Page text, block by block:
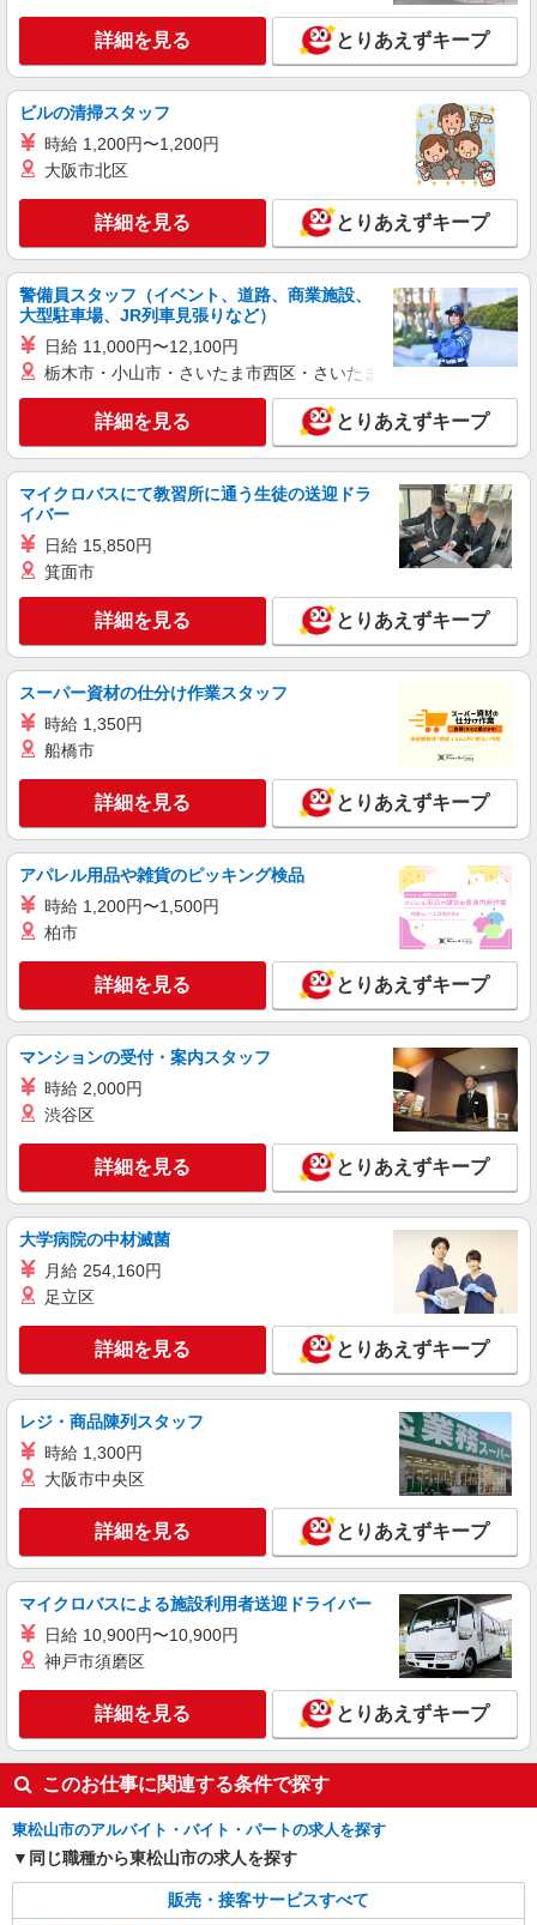
詳細を見る とりあえずキープ
ビルの清掃スタッフ
時給 1,200円〜1,200円
大阪市北区
詳細を見る とりあえずキープ
警備員スタッフ（イベント、道路、商業施設、
大型駐車場、JR列車見張りなど）
日給 11,000円〜12,100円
栃木市・小山市・さいたま市西区・さいたま市岩槻区・久喜市・
詳細を見る とりあえずキープ
マイクロバスにて教習所に通う生徒の送迎ドラ
イバー
日給 15,850円
箕面市
詳細を見る とりあえずキープ
スーパー資材の仕分け作業スタッフ
時給 1,350円
船橋市
詳細を見る とりあえずキープ
アパレル用品や雑貨のピッキング検品
時給 1,200円〜1,500円
柏市
詳細を見る とりあえずキープ
マンションの受付・案内スタッフ
時給 2,000円
渋谷区
詳細を見る とりあえずキープ
大学病院の中材滅菌
月給 254,160円
足立区
詳細を見る とりあえずキープ
レジ・商品陳列スタッフ
時給 1,300円
大阪市中央区
詳細を見る とりあえずキープ
マイクロバスによる施設利用者送迎ドライバー
日給 10,900円〜10,900円
神戸市須磨区
詳細を見る とりあえずキープ
このお仕事に関連する条件で探す
東松山市のアルバイト・バイト・パートの求人を探す
同じ職種から東松山市の求人を探す
販売・接客サービスすべて